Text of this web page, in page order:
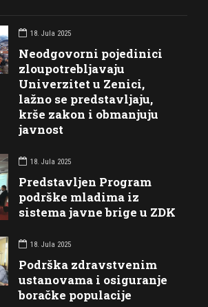
18. Jula 2025
Neodgovorni pojedinici
zloupotrebljavaju
Univerzitet u Zenici,
lažno se predstavljaju,
krše zakon i obmanjuju
javnost
18. Jula 2025
Predstavljen Program
podrške mladima iz
sistema javne brige u ZDK
18. Jula 2025
Podrška zdravstvenim
ustanovama i osiguranje
boračke populacije